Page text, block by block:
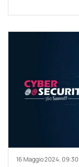
16 Maggio 2024, 09:30